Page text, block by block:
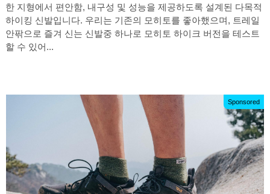
한 지형에서 편안함, 내구성 및 성능을 제공하도록 설계된 다목적
하이킹 신발입니다. 우리는 기존의 모히토를 좋아했으며, 트레일
안팎으로 즐겨 신는 신발중 하나로 모히토 하이크 버전을 테스트
할 수 있어...
Sponsored